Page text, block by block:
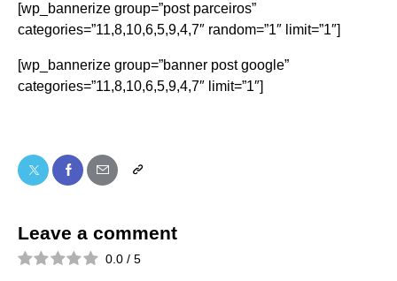
[wp_bannerize group=”post parceiros”
categories=”11,8,10,6,5,9,4,7″ random=”1″ limit=”1″]
[wp_bannerize group=”banner post google”
categories=”11,8,10,6,5,9,4,7″ limit=”1″]
Leave a comment
0.0 / 5